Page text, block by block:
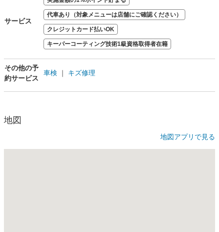
サービス
代車あり（対象メニューは店舗にご確認ください）
クレジットカード払いOK
キーパーコーティング技術1級資格取得者在籍
その他の予
約サービス
車検 ｜ キズ修理
地図
地図アプリで見る